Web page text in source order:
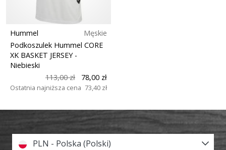
Hummel
Męskie
Podkoszulek Hummel CORE
XK BASKET JERSEY -
Niebieski
113,00 zł
78,00 zł
Ostatnia najniższa cena 73,40 zł
PLN - Polska (Polski)